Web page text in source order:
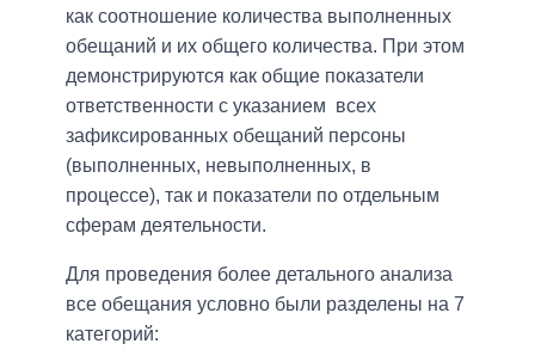
как соотношение количества выполненных
обещаний и их общего количества. При этом
демонстрируются как общие показатели
ответственности с указанием всех
зафиксированных обещаний персоны
(выполненных, невыполненных, в
процессе), так и показатели по отдельным
сферам деятельности.
Для проведения более детального анализа
все обещания условно были разделены на 7
категорий: